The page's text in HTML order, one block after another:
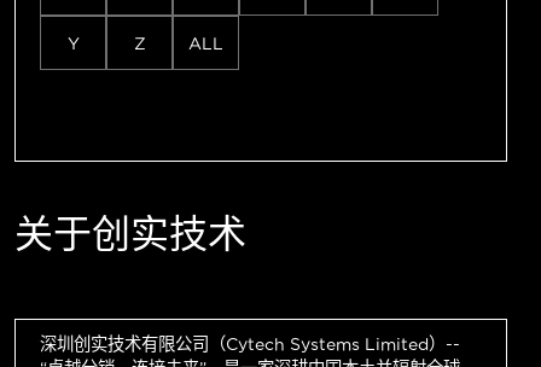
Y Z ALL
关于创实技术
深圳创实技术有限公司（Cytech Systems Limited）--